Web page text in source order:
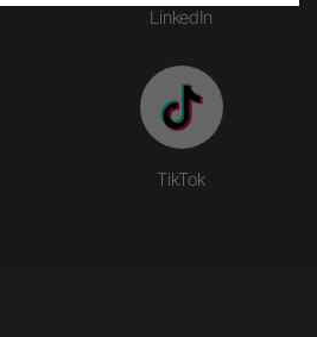
LinkedIn
TikTok